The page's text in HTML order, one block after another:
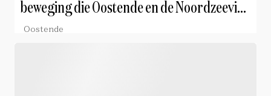
beweging die Oostende en de Noordzeevis
in de spotlights zet
Oostende